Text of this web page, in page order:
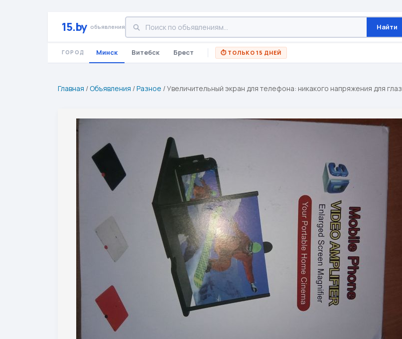
15.by объявления Найти
ГОРОД Минск Витебск Брест ⏱ ТОЛЬКО 15 ДНЕЙ
Главная /Объявления /Разное /Увеличительный экран для телефона: никакого напряжения для глаз